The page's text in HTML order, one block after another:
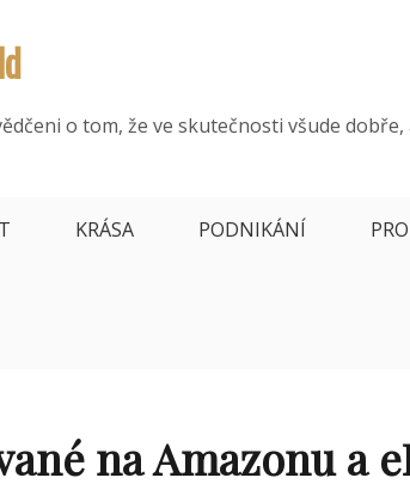
o tom, že ve skutečnosti všude
KRÁSA PODNIKÁNÍ
na Amazonu a